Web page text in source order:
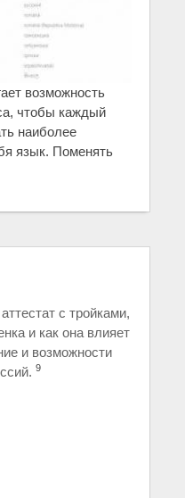
возможность
чтобы каждый
наиболее
язык. Поменять
с тройками,
и как она влияет
и возможности
9